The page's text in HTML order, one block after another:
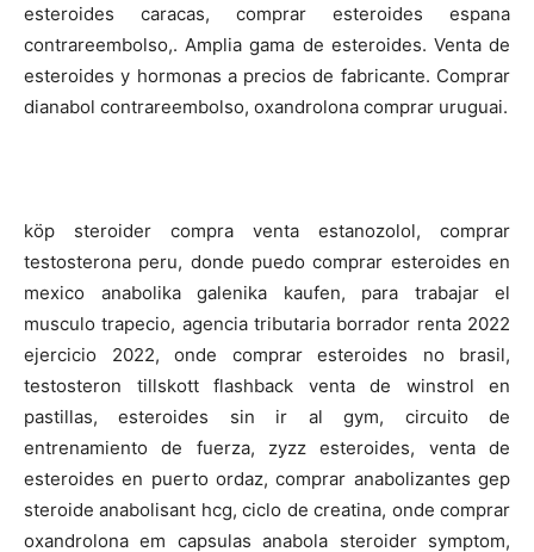
esteroides caracas, comprar esteroides espana
contrareembolso,. Amplia gama de esteroides. Venta de
esteroides y hormonas a precios de fabricante. Comprar
dianabol contrareembolso, oxandrolona comprar uruguai.
köp steroider compra venta estanozolol, comprar
testosterona peru, donde puedo comprar esteroides en
mexico anabolika galenika kaufen, para trabajar el
musculo trapecio, agencia tributaria borrador renta 2022
ejercicio 2022, onde comprar esteroides no brasil,
testosteron tillskott flashback venta de winstrol en
pastillas, esteroides sin ir al gym, circuito de
entrenamiento de fuerza, zyzz esteroides, venta de
esteroides en puerto ordaz, comprar anabolizantes gep
steroide anabolisant hcg, ciclo de creatina, onde comprar
oxandrolona em capsulas anabola steroider symptom,